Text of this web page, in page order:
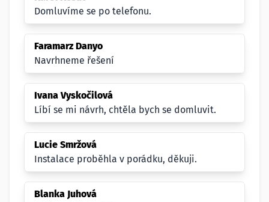
Domluvíme se po telefonu.
Faramarz Danyo
Navrhneme řešení
Ivana Vyskočilová
Líbí se mi návrh, chtěla bych se domluvit.
Lucie Smržová
Instalace proběhla v porádku, děkuji.
Blanka Juhová